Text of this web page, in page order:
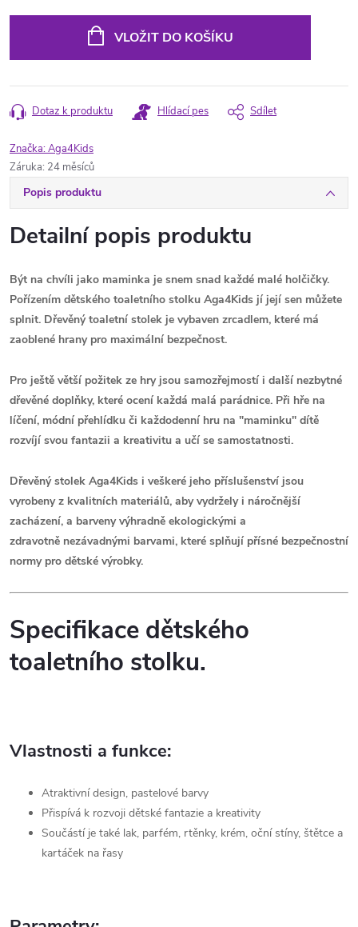
VLOŽIT DO KOŠÍKU
Dotaz k produktu Hlídací pes Sdílet
Značka:Aga4Kids
Záruka: 24 měsíců
Popis produktu
Detailní popis produktu
Být na chvíli jako maminka je snem snad každé malé holčičky.
Pořízením dětského toaletního stolku Aga4Kids jí její sen můžete
splnit. Dřevěný toaletní stolek je vybaven zrcadlem, které má
zaoblené hrany pro maximální bezpečnost.
Pro ještě větší požitek ze hry jsou samozřejmostí i další nezbytné
dřevěné doplňky, které ocení každá malá parádnice. Při hře na
líčení, módní přehlídku či každodenní hru na "maminku" dítě
rozvíjí svou fantazii a kreativitu a učí se samostatnosti.
Dřevěný stolek Aga4Kids i veškeré jeho příslušenství jsou
vyrobeny z kvalitních materiálů, aby vydržely i náročnější
zacházení, a barveny výhradně ekologickými a
zdravotně nezávadnými barvami, které splňují přísné bezpečnostní
normy pro dětské výrobky.
Specifikace dětského
toaletního stolku.
Vlastnosti a funkce:
Atraktivní design, pastelové barvy
Přispívá k rozvoji dětské fantazie a kreativity
Součástí je také lak, parfém, rtěnky, krém, oční stíny, štětce a
kartáček na řasy